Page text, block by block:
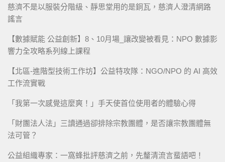
慈濟不是以服裝分階級、靜思堂用的是銅瓦，慈濟人澄清網路
謠言
【數據賦能 公益創新】8、10月場_讓改變被看見：NPO 數據影
響力全攻略系列線上課程
【北區-進階型技術工作坊】公益特攻隊：NGO/NPO 的 AI 高效
工作流實戰
「我第一次感覺這麼爽！」手天使首位使用者的體驗心得
「財團法人法」三讀通過卻排除宗教團體，是否讓宗教團體無
法可管？
公益組織專家：一窩蜂批評慈濟之前，先釐清流言蜚語吧！